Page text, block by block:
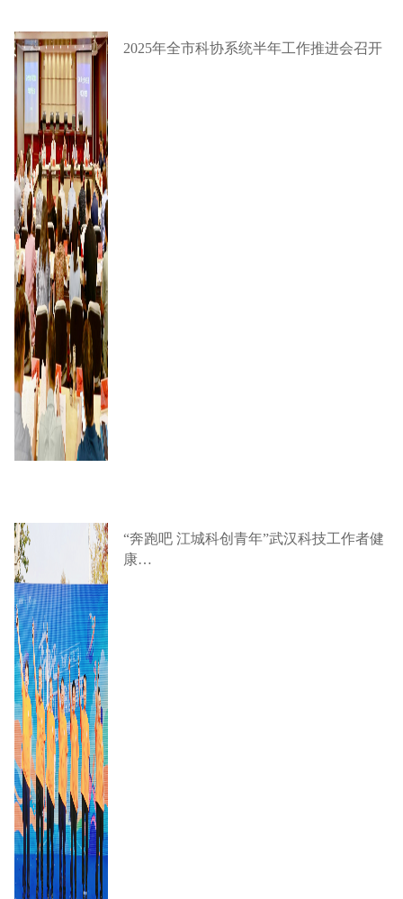
2025年全市科协系统半年工作推进会召开
“奔跑吧 江城科创青年”武汉科技工作者健
康…